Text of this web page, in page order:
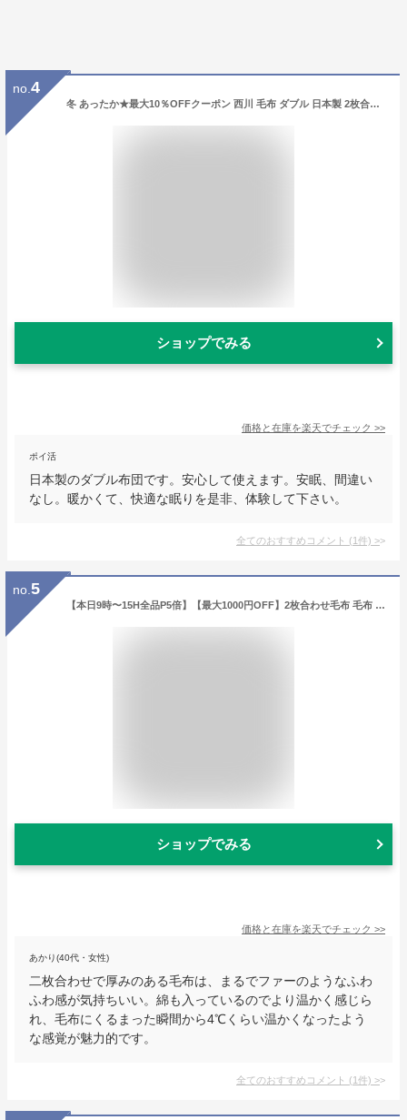
no. 4
冬 あったか★最大10％OFFクーポン 西川 毛布 ダブル 日本製 2枚合わせ 二枚合わせ もふもふ あったかボリューム 厚手 洗える ブランケット アクリル毛布 合わせ毛布 暖かい 衿付き 静電気防止 無地 ローズオイル配合 東京西川 西川リビング 京都西川
ショップでみる
価格と在庫を楽天でチェック >>
ポイ活
日本製のダブル布団です。安心して使えます。安眠、間違い
なし。暖かくて、快適な眠りを是非、体験して下さい。
全てのおすすめコメント (1件) >
no. 5
【本日9時〜15H全品P5倍】【最大1000円OFF】2枚合わせ毛布 毛布 ブランケット シングル ダブル クイーン ふわふわ ファー 極暖 吸湿発熱 あったか 暖か 温か 洗える 冬用 防寒対策 寒さ対策 綿入り 二枚合わせ 掛け布団 布団 ふとん 寝具 もこもこ 秋 冬 ヒートプラス 無地
ショップでみる
価格と在庫を楽天でチェック >>
あかり(40代・女性)
二枚合わせで厚みのある毛布は、まるでファーのようなふわ
ふわ感が気持ちいい。綿も入っているのでより温かく感じら
れ、毛布にくるまった瞬間から4℃くらい温かくなったよう
な感覚が魅力的です。
全てのおすすめコメント (1件) >